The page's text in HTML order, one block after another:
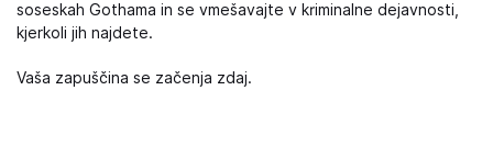
soseskah Gothama in se vmešavajte v kriminalne dejavnosti,
kjerkoli jih najdete.
Vaša zapuščina se začenja zdaj.